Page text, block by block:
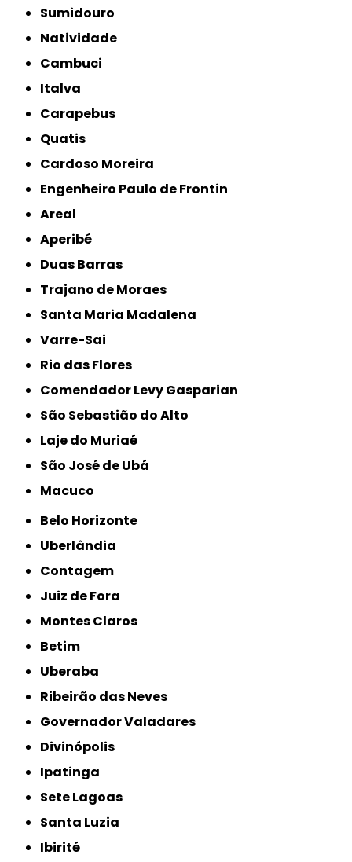
Sumidouro
Natividade
Cambuci
Italva
Carapebus
Quatis
Cardoso Moreira
Engenheiro Paulo de Frontin
Areal
Aperibé
Duas Barras
Trajano de Moraes
Santa Maria Madalena
Varre-Sai
Rio das Flores
Comendador Levy Gasparian
São Sebastião do Alto
Laje do Muriaé
São José de Ubá
Macuco
Belo Horizonte
Uberlândia
Contagem
Juiz de Fora
Montes Claros
Betim
Uberaba
Ribeirão das Neves
Governador Valadares
Divinópolis
Ipatinga
Sete Lagoas
Santa Luzia
Ibirité